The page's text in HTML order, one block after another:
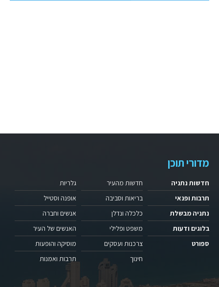
מדורי תוכן
חדשות נתניה
תרבות ופנאי
נתניה מבשלת
בלוגים ודעות
ספורט
חדשות מהעיר
בריאות וסביבה
כלכלה ונדלן
משפט ופלילי
צרכנות ועסקים
חינוך
גלריות
אופנה וסטייל
אנשים וחברה
האנשים של העיר
מוסיקה והופעות
תרבות ואמנות